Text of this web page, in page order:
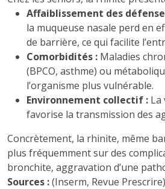
Affaiblissement des
la muqueuse nasale perd en
de barrière, ce qui facilite
Comorbidités : Maladies
(BPCO, asthme) ou
l’organisme plus vulnérable.
Environnement collectif : La
favorise la transmission des
Concrètement, la rhinite, même
plus fréquemment sur des
bronchite, aggravation d’une
Sources :(Inserm, Revue Prescrire)